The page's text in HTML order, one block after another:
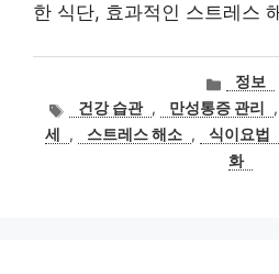
한 식단, 효과적인 스트레스
카
테
고
리
정보
태건강 습관 , 만성통증 관리 ,
세
, 스트레스 해소 , 식이요법
화